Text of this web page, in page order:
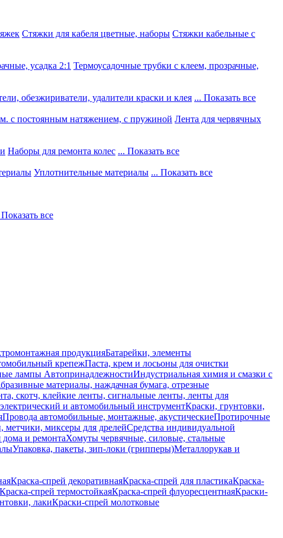
Стяжки для кабеля цветные, наборы Стяжки кабельные с
усадка 2:1 Термоусадочные трубки с клеем, прозрачные,
обезжириватели, удалители краски и клея ... Показать все
с постоянным натяжением, с пружиной Лента для червячных
Наборы для ремонта колес ... Показать все
Уплотнительные материалы ... Показать все
все
продукцияБатарейки, элементы
крепежПаста, крем и лосьоны для очистки
лампы АвтопринадлежностиИндустриальная химия и смазки с
материалы, наждачная бумага, отрезные
скотч, клейкие ленты, сигнальные ленты, ленты для
и автомобильный инструментКраски, грунтовки,
Провода автомобильные, монтажные, акустическиеПротирочные
метчики, миксеры для дрелейСредства индивидуальной
дома и ремонтаХомуты червячные, силовые, стальные
Упаковка, пакеты, зип-локи (грипперы)Металлорукав и
Краска-спрей декоративнаяКраска-спрей для пластикаКраска-
Краска-спрей термостойкаяКраска-спрей флуоресцентнаяКраски-
лакиКраски-спрей молотковые